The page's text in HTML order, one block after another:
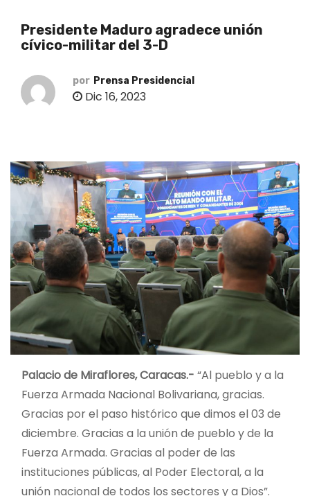
Presidente Maduro agradece unión
cívico-militar del 3-D
por Prensa Presidencial
Dic 16, 2023
Palacio de Miraflores, Caracas.- “Al pueblo y a la
Fuerza Armada Nacional Bolivariana, gracias.
Gracias por el paso histórico que dimos el 03 de
diciembre. Gracias a la unión de pueblo y de la
Fuerza Armada. Gracias al poder de las
instituciones públicas, al Poder Electoral, a la
unión nacional de todos los sectores y a Dios”.